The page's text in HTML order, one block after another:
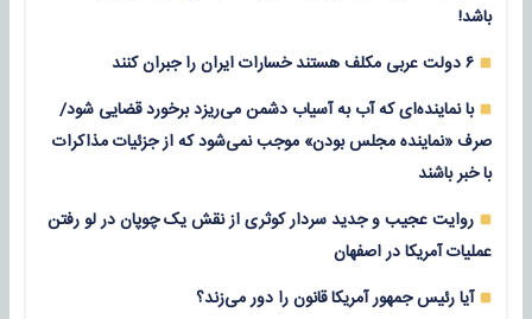
باشد!
۶ دولت عربی مکلف هستند خسارات ایران را جبران کنند
با نماینده‌ای که آب به آسیاب دشمن می‌ریزد برخورد قضایی شود/
صرف «نماینده مجلس بودن» موجب نمی‌شود که از جزئیات مذاکرات
با خبر باشند
روایت عجیب و جدید سردار کوثری از نقش یک چوپان در لو رفتن
عملیات آمریکا در اصفهان
آیا رئیس جمهور آمریکا قانون را دور می‌زند؟